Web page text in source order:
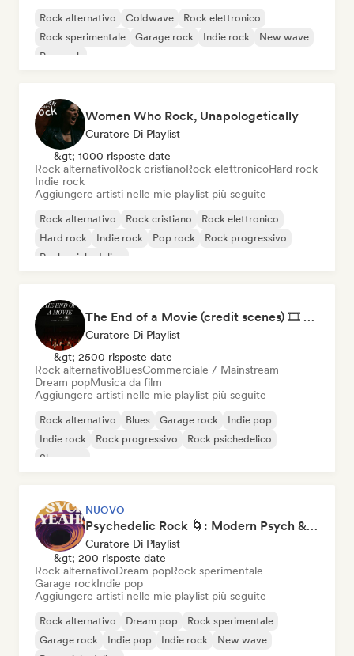
Rock alternativo Coldwave
Rock elettronico
Rock sperimentale
Garage rock Indie rock
New wave
Pop rock
Women Who Rock, Unapologetically
Curatore Di Playlist
&gt; 1000 risposte date
Rock alternativoRock cristianoRock elettronicoHard rock
Indie rock
Aggiungere artisti nelle mie playlist più seguite
Rock alternativo Rock cristiano
Rock elettronico
Hard rock
Indie rock Pop rock
Rock progressivo
Rock psichedelico
The End of a Movie (credit scenes) 🎞️ Cinematic Dream Pop & Bedroom Indie
Curatore Di Playlist
&gt; 2500 risposte date
Rock alternativoBluesCommerciale / Mainstream
Dream popMusica da film
Aggiungere artisti nelle mie playlist più seguite
Rock alternativo Blues Garage rock
Indie pop
Indie rock
Rock progressivo
Rock psichedelico
Shoegaze
NUOVO
Psychedelic Rock 🌀: Modern Psych & Turkish Vibes
Curatore Di Playlist
&gt; 200 risposte date
Rock alternativoDream popRock sperimentale
Garage rockIndie pop
Aggiungere artisti nelle mie playlist più seguite
Rock alternativo Dream pop
Rock sperimentale
Garage rock
Indie pop Indie rock
New wave